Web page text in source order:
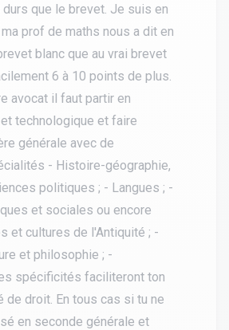
que le brevet. Je suis en
prof de maths nous a dit en
blanc que au vrai brevet
6 à 10 points de plus.
avocat il faut partir en
technologique et faire
générale avec de
- Histoire-géographie,
politiques ; - Langues ; -
et sociales ou encore
et cultures de l'Antiquité ; -
et philosophie ; -
spécificités faciliteront ton
de droit. En tous cas si tu ne
en seconde générale et